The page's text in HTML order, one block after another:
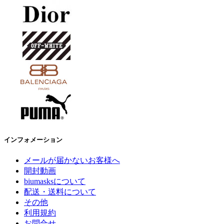
インフォメーション
メールが届かないお客様へ
開封動画
biumasksについて
配送・送料について
その他
利用規約